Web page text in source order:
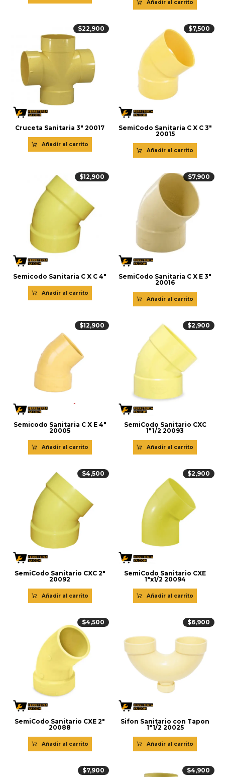
Añadir al carrito
Cruceta Sanitaria 3″ 20017
$22,900
Añadir al carrito
SemiCodo Sanitaria C X C 3″
20015
$7,500
Añadir al carrito
Semicodo Sanitaria C X C 4″
$12,900
Añadir al carrito
SemiCodo Sanitaria C X E 3″
20016
$7,900
Añadir al carrito
Semicodo Sanitaria C X E 4″
20005
$12,900
Añadir al carrito
SemiCodo Sanitario CXC
1″1/2 20093
$2,900
Añadir al carrito
SemiCodo Sanitario CXC 2″
20092
$4,500
Añadir al carrito
SemiCodo Sanitario CXE
1″x1/2 20094
$2,900
Añadir al carrito
SemiCodo Sanitario CXE 2″
20088
$4,500
Añadir al carrito
Sifon Sanitario con Tapon
1″1/2 20025
$6,900
Añadir al carrito
$7,900 $4,900